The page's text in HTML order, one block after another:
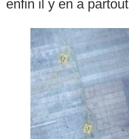
enfin il y en a partout